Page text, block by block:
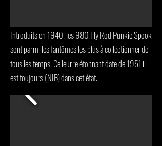
Introduits en 1940, les 980 Fly Rod Punkie Spook
sont parmi les fantômes les plus à collectionner de
tous les temps. Ce leurre étonnant date de 1951 il
est toujours (NIB) dans cet état.